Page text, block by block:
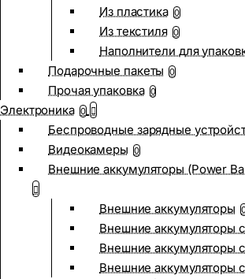
Из пластика 0
Из текстиля 0
Наполнители для
Подарочные пакеты 0
Прочая упаковка 0
Электроника 0
Беспроводные зарядные
Видеокамеры 0
Внешние аккумуляторы (Power
Внешние аккумуляторы
Внешние аккумуляторы
Внешние аккумуляторы
Внешние аккумуляторы